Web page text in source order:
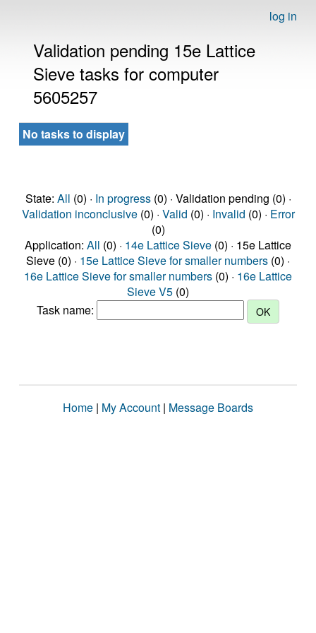
log in
Validation pending 15e Lattice
Sieve tasks for computer
5605257
No tasks to display
State: All (0) · In progress(0) · Validation pending (0) ·
Validation inconclusive(0) · Valid (0) · Invalid (0) · Error
(0)
Application: All (0) · 14e Lattice Sieve (0) · 15e Lattice
Sieve (0) · 15e Lattice Sieve for smaller numbers (0) ·
16e Lattice Sieve for smaller numbers (0) · 16e Lattice
Sieve V5 (0)
Task name:
Home | My Account | Message Boards